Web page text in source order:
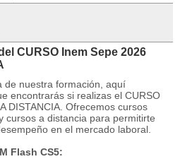
CURSO Inem Sepe 2026
de nuestra formación, aquí
encontrarás si realizas el CURSO
DISTANCIA. Ofrecemos cursos
cursos a distancia para permitirte
en el mercado laboral.
Flash CS5: